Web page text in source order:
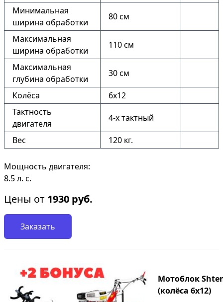
Минимальная
ширина обработки
80 см
Максимальная
ширина обработки
110 см
Максимальная
глубина обработки
30 см
Колёса
6х12
Тактность
двигателя
4-х тактный
Вес 120 кг.
Мощность двигателя:
8.5 л. с.
Цены от 1930 руб.
Заказать
Мотоблок
(колёса 6х12)